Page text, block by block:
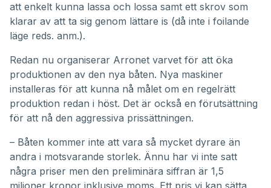
att enkelt kunna lassa och lossa samt ett skrov som
klarar av att ta sig genom lättare is (då inte i foilande
läge reds. anm.).
Redan nu organiserar Arronet varvet för att öka
produktionen av den nya båten. Nya maskiner
installeras för att kunna nå målet om en regelrätt
produktion redan i höst. Det är också en förutsättning
för att nå den aggressiva prissättningen.
– Båten kommer inte att vara så mycket dyrare än
andra i motsvarande storlek. Ännu har vi inte satt
några priser men den preliminära siffran är 1,5
miljoner kronor inklusive moms. Ett pris vi kan sätta